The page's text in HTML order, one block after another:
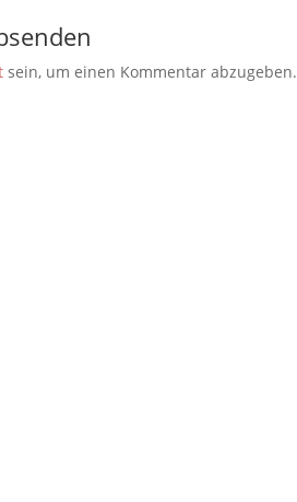
sein, um einen Kommentar abzugeben.